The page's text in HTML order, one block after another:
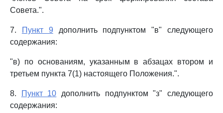
Совета.".
7. Пункт 9 дополнить подпунктом "в" следующего
содержания:
"в) по основаниям, указанным в абзацах втором и
третьем пункта 7(1) настоящего Положения.".
8. Пункт 10 дополнить подпунктом "з" следующего
содержания: